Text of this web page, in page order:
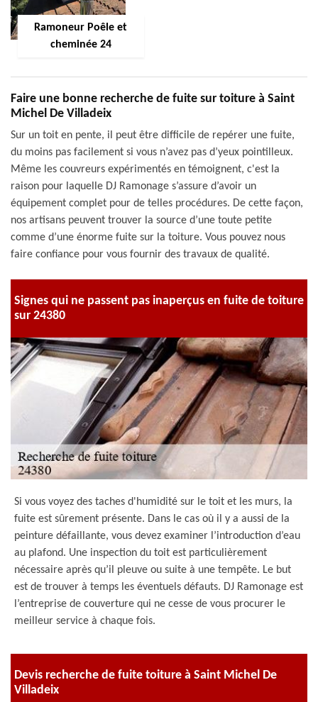
Ramoneur Poêle et
cheminée 24
Faire une bonne recherche de fuite sur toiture à Saint
Michel De Villadeix
Sur un toit en pente, il peut être difficile de repérer une fuite,
du moins pas facilement si vous n’avez pas d’yeux pointilleux.
Même les couvreurs expérimentés en témoignent, c'est la
raison pour laquelle DJ Ramonage s’assure d’avoir un
équipement complet pour de telles procédures. De cette façon,
nos artisans peuvent trouver la source d’une toute petite
comme d’une énorme fuite sur la toiture. Vous pouvez nous
faire confiance pour vous fournir des travaux de qualité.
Signes qui ne passent pas inaperçus en fuite de toiture
sur 24380
Si vous voyez des taches d'humidité sur le toit et les murs, la
fuite est sûrement présente. Dans le cas où il y a aussi de la
peinture défaillante, vous devez examiner l’introduction d’eau
au plafond. Une inspection du toit est particulièrement
nécessaire après qu’il pleuve ou suite à une tempête. Le but
est de trouver à temps les éventuels défauts. DJ Ramonage est
l’entreprise de couverture qui ne cesse de vous procurer le
meilleur service à chaque fois.
Devis recherche de fuite toiture à Saint Michel De
Villadeix